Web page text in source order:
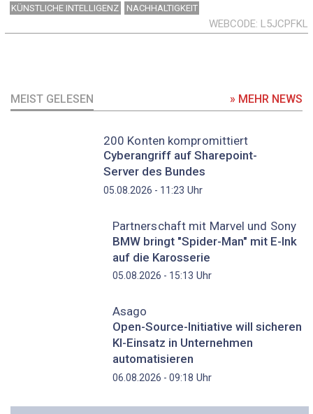
KÜNSTLICHE INTELLIGENZ
NACHHALTIGKEIT
WEBCODE L5JCPFKL
MEIST GELESEN » MEHR NEWS
200 Konten kompromittiert
Cyberangriff auf Sharepoint-
Server des Bundes
05.08.2026 - 11:23 Uhr
Partnerschaft mit Marvel und Sony
BMW bringt "Spider-Man" mit E-Ink
auf die Karosserie
05.08.2026 - 15:13 Uhr
Asago
Open-Source-Initiative will sicheren
KI-Einsatz in Unternehmen
automatisieren
06.08.2026 - 09:18 Uhr